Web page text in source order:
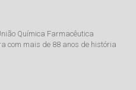
Química Farmacêutica
com mais de 88 anos de história